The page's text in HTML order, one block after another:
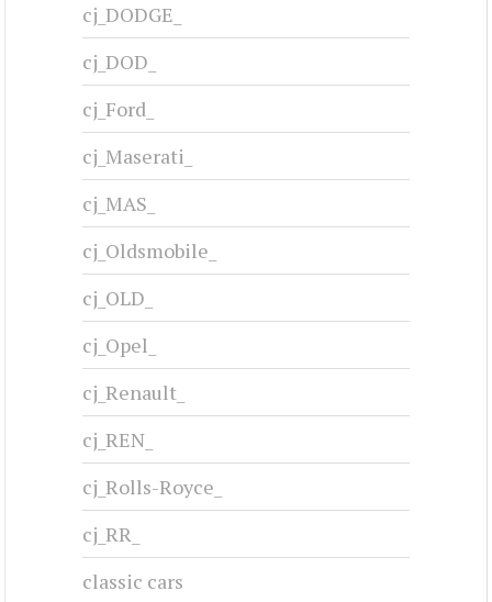
cj_DODGE_
cj_DOD_
cj_Ford_
cj_Maserati_
cj_MAS_
cj_Oldsmobile_
cj_OLD_
cj_Opel_
cj_Renault_
cj_REN_
cj_Rolls-Royce_
cj_RR_
classic cars